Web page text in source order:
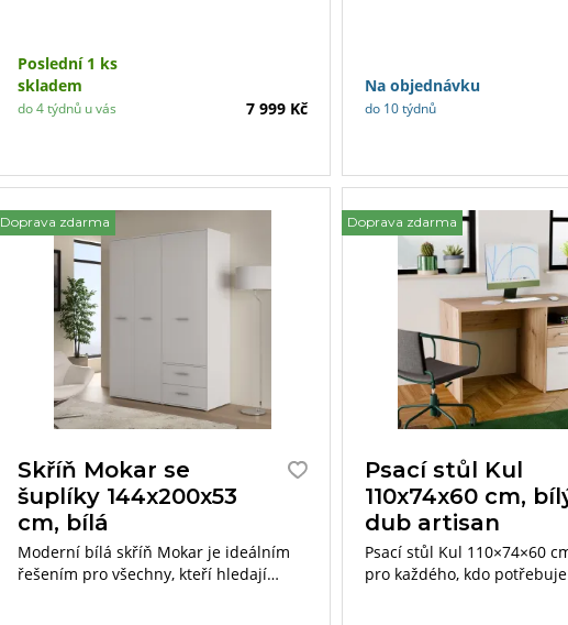
police, ale také dva šuplíky ve spodní
části, ideální pro uložení drobnějších
věcí. Zrcadlo na dveřích opticky
zvětšuje místnost a přidává více světla
její stabilitu a dlouhou životnost. Díky
rozměrům 121×200×54 cm se skvěle
hodí do menších i větších prostor, kde
poskytne dostatek místa pro uložení
oblečení a doplňků.
Poslední 1 ks
skladem
do 4 týdnů u vás 7 999 Kč
Na objednávku
do 10 týdnů
Doprava zdarma
Skříň Mokar se
šuplíky 144x200x53
cm, bílá
Moderní bílá skříň Mokar je ideálním
řešením pro všechny, kteří hledají
Doprava zdarma
Psací stůl Kul
110x74x60 cm,
dub artisan
Psací stůl Kul 110×74×60
pro každého, kdo